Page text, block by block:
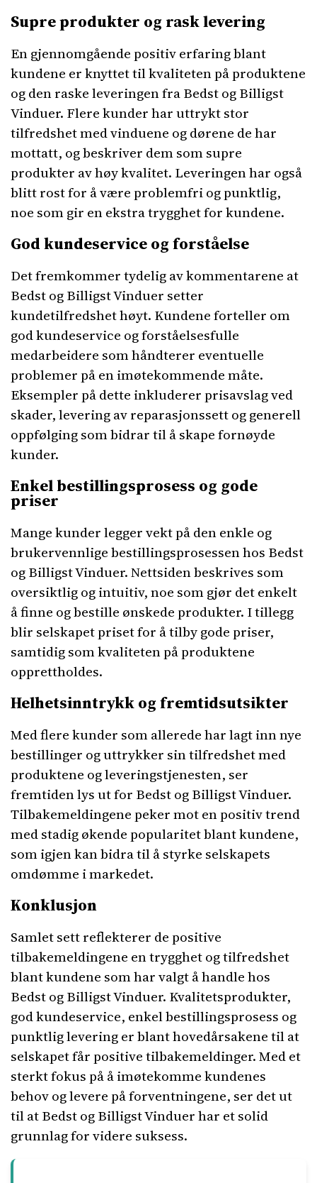
Supre produkter og rask levering
En gjennomgående positiv erfaring blant
kundene er knyttet til kvaliteten på produktene
og den raske leveringen fra Bedst og Billigst
Vinduer. Flere kunder har uttrykt stor
tilfredshet med vinduene og dørene de har
mottatt, og beskriver dem som supre
produkter av høy kvalitet. Leveringen har også
blitt rost for å være problemfri og punktlig,
noe som gir en ekstra trygghet for kundene.
God kundeservice og forståelse
Det fremkommer tydelig av kommentarene at
Bedst og Billigst Vinduer setter
kundetilfredshet høyt. Kundene forteller om
god kundeservice og forståelsesfulle
medarbeidere som håndterer eventuelle
problemer på en imøtekommende måte.
Eksempler på dette inkluderer prisavslag ved
skader, levering av reparasjonssett og generell
oppfølging som bidrar til å skape fornøyde
kunder.
Enkel bestillingsprosess og gode
priser
Mange kunder legger vekt på den enkle og
brukervennlige bestillingsprosessen hos Bedst
og Billigst Vinduer. Nettsiden beskrives som
oversiktlig og intuitiv, noe som gjør det enkelt
å finne og bestille ønskede produkter. I tillegg
blir selskapet priset for å tilby gode priser,
samtidig som kvaliteten på produktene
opprettholdes.
Helhetsinntrykk og fremtidsutsikter
Med flere kunder som allerede har lagt inn nye
bestillinger og uttrykker sin tilfredshet med
produktene og leveringstjenesten, ser
fremtiden lys ut for Bedst og Billigst Vinduer.
Tilbakemeldingene peker mot en positiv trend
med stadig økende popularitet blant kundene,
som igjen kan bidra til å styrke selskapets
omdømme i markedet.
Konklusjon
Samlet sett reflekterer de positive
tilbakemeldingene en trygghet og tilfredshet
blant kundene som har valgt å handle hos
Bedst og Billigst Vinduer. Kvalitetsprodukter,
god kundeservice, enkel bestillingsprosess og
punktlig levering er blant hovedårsakene til at
selskapet får positive tilbakemeldinger. Med et
sterkt fokus på å imøtekomme kundenes
behov og levere på forventningene, ser det ut
til at Bedst og Billigst Vinduer har et solid
grunnlag for videre suksess.